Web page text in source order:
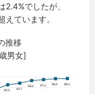
でしたが、
ています。
推移
男女]